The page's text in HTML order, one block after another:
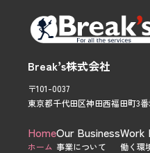
Break’s株式会社
〒101-0037
東京都千代田区神田西福田町3
メ
HomeOur BusinessWork